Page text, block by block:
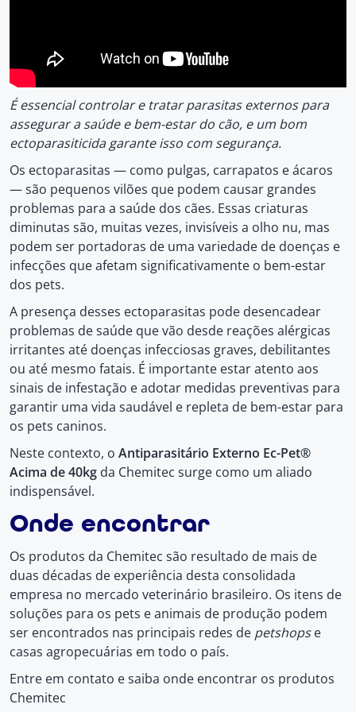
É essencial controlar e tratar parasitas externos para
assegurar a saúde e bem-estar do cão, e um bom
ectoparasiticida garante isso com segurança.
Os ectoparasitas — como pulgas, carrapatos e ácaros
— são pequenos vilões que podem causar grandes
problemas para a saúde dos cães. Essas criaturas
diminutas são, muitas vezes, invisíveis a olho nu, mas
podem ser portadoras de uma variedade de doenças e
infecções que afetam significativamente o bem-estar
dos pets.
A presença desses ectoparasitas pode desencadear
problemas de saúde que vão desde reações alérgicas
irritantes até doenças infecciosas graves, debilitantes
ou até mesmo fatais. É importante estar atento aos
sinais de infestação e adotar medidas preventivas para
garantir uma vida saudável e repleta de bem-estar para
os pets caninos.
Neste contexto, o Antiparasitário Externo Ec-Pet®
Acima de 40kg da Chemitec surge como um aliado
indispensável.
Onde encontrar
Os produtos da Chemitec são resultado de mais de
duas décadas de experiência desta consolidada
empresa no mercado veterinário brasileiro. Os itens de
soluções para os pets e animais de produção podem
ser encontrados nas principais redes de petshopse
casas agropecuárias em todo o país.
Entre em contato e saiba onde encontrar os produtos
Chemitec